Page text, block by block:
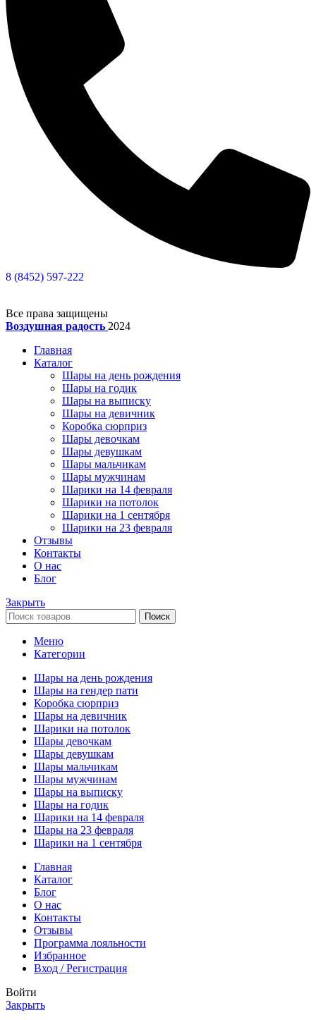
8 (8452) 597-222
Все права защищены
Воздушная радость 2024
Главная
Каталог
Шары на день рождения
Шары на годик
Шары на выписку
Шары на девичник
Коробка сюрприз
Шары девочкам
Шары девушкам
Шары мальчикам
Шары мужчинам
Шарики на 14 февраля
Шарики на потолок
Шарики на 1 сентября
Шарики на 23 февраля
Отзывы
Контакты
О нас
Блог
Закрыть
Поиск
Меню
Категории
Шары на день рождения
Шары на гендер пати
Коробка сюрприз
Шары на девичник
Шарики на потолок
Шары девочкам
Шары девушкам
Шары мальчикам
Шары мужчинам
Шары на выписку
Шары на годик
Шарики на 14 февраля
Шары на 23 февраля
Шарики на 1 сентября
Главная
Каталог
Блог
О нас
Контакты
Отзывы
Программа лояльности
Избранное
Вход / Регистрация
Войти
Закрыть